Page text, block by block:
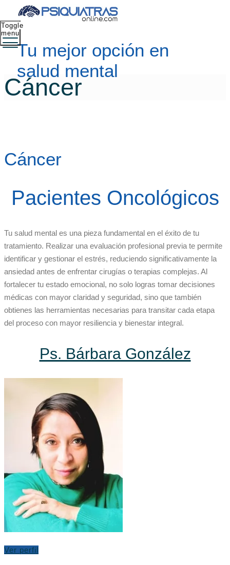
Tu mejor opción en
salud mental
Toggle
menu
Cáncer
Cáncer
Pacientes Oncológicos
Tu salud mental es una pieza fundamental en el éxito de tu
tratamiento. Realizar una evaluación profesional previa te permite
identificar y gestionar el estrés, reduciendo significativamente la
ansiedad antes de enfrentar cirugías o terapias complejas. Al
fortalecer tu estado emocional, no solo logras tomar decisiones
médicas con mayor claridad y seguridad, sino que también
obtienes las herramientas necesarias para transitar cada etapa
del proceso con mayor resiliencia y bienestar integral.
Ps. Bárbara González
Ver perfil